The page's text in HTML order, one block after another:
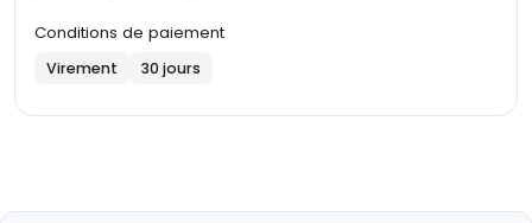
Conditions de paiement
Virement 30 jours